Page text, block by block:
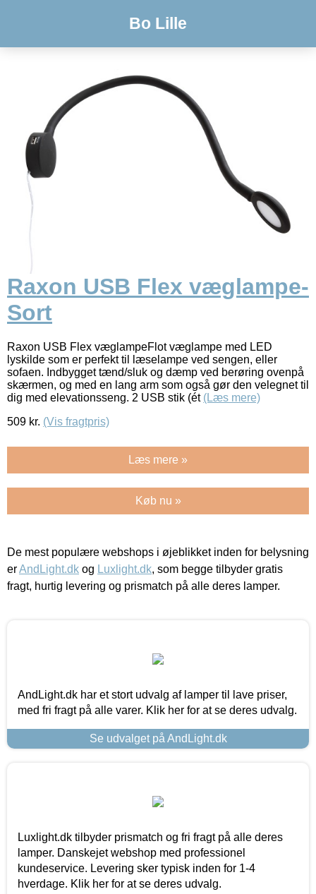
Bo Lille
Raxon USB Flex væglampe-
Sort
Raxon USB Flex væglampeFlot væglampe med LED
lyskilde som er perfekt til læselampe ved sengen, eller
sofaen. Indbygget tænd/sluk og dæmp ved berøring ovenpå
skærmen, og med en lang arm som også gør den velegnet til
dig med elevationsseng. 2 USB stik (ét (Læs mere)
509 kr. (Vis fragtpris)
Læs mere »
Køb nu »
De mest populære webshops i øjeblikket inden for belysning
erAndLight.dk og Luxlight.dk, som begge tilbyder gratis
fragt, hurtig levering og prismatch på alle deres lamper.
AndLight.dk har et stort udvalg af lamper til lave priser,
med fri fragt på alle varer. Klik her for at se deres udvalg.
Se udvalget på AndLight.dk
Luxlight.dk tilbyder prismatch og fri fragt på alle deres
lamper. Danskejet webshop med professionel
kundeservice. Levering sker typisk inden for 1-4
hverdage. Klik her for at se deres udvalg.